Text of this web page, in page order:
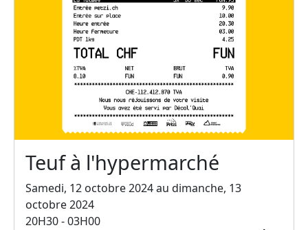
Teuf à l'hypermarché
Samedi, 12 octobre 2024 au dimanche, 13
octobre 2024
20H30 - 03H00